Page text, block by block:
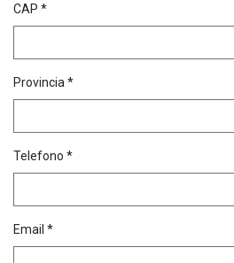
CAP *
Provincia *
Telefono *
Email *